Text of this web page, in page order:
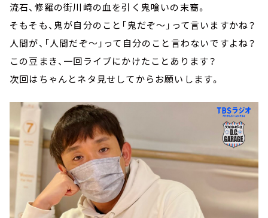
流石、修羅の街川崎の血を引く鬼喰いの末裔。
そもそも、鬼が自分のこと「鬼だぞ～」って言いますかね？
人間が、「人間だぞ～」って自分のこと言わないですよね？
この豆まき、一回ライブにかけたことあります？
次回はちゃんとネタ見せしてからお願いします。